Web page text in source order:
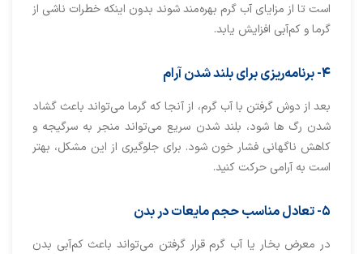
است تا از مزایای آب گرم بهره‌مند شوند بدون اینکه خطرات ناشی از
گرما و کم‌آبی افزایش یابد.
۴- برنامه ‌ریزیبرایبلندشدنآرام
بعد از دوش گرفتن با آب گرم، از آنجا که گرما می‌تواند باعث گشاد
شدن رگ ها شود، بلند شدن سریع می‌تواند منجر به سرگیجه و
کاهش ناگهانی فشار خون شود. برای جلوگیری از این مشکل، بهتر
است به آرامی حرکت کنید.
۵- تعادل مناسبحجممایعاتدر بدن
در معرض بخار یا آب گرم قرار گرفتن می‌تواند باعث کم‌آبی بدن